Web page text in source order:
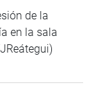
de la
en la sala